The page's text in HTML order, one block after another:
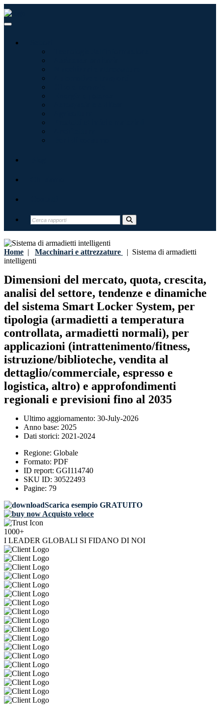
Home | Macchinari e attrezzature | Sistema di armadietti
intelligenti
Dimensioni del mercato, quota, crescita,
analisi del settore, tendenze e dinamiche
del sistema Smart Locker System, per
tipologia (armadietti a temperatura
controllata, armadietti normali), per
applicazioni (intrattenimento/fitness,
istruzione/biblioteche, vendita al
dettaglio/commerciale, espresso e
logistica, altro) e approfondimenti
regionali e previsioni fino al 2035
Ultimo aggiornamento: 30-July-2026
Anno base: 2025
Dati storici: 2021-2024
Regione: Globale
Formato: PDF
ID report: GGI114740
SKU ID: 30522493
Pagine: 79
Scarica esempio GRATUITO
Acquisto veloce
1000+
I LEADER GLOBALI SI FIDANO DI NOI